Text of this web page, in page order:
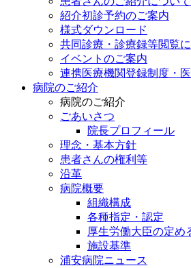
紹介初診予約のご案内
様式ダウンロード
共同診療・診療録等閲覧
イベントのご案内
連携医療機関登録制度・
病院のご紹介
病院のご紹介
ごあいさつ
院長プロフィール
理念・基本方針
患者さんの権利等
沿革
病院概要
組織構成
各種指定・認定
厚生労働大臣の定め
施設基準
浦安病院ニュース